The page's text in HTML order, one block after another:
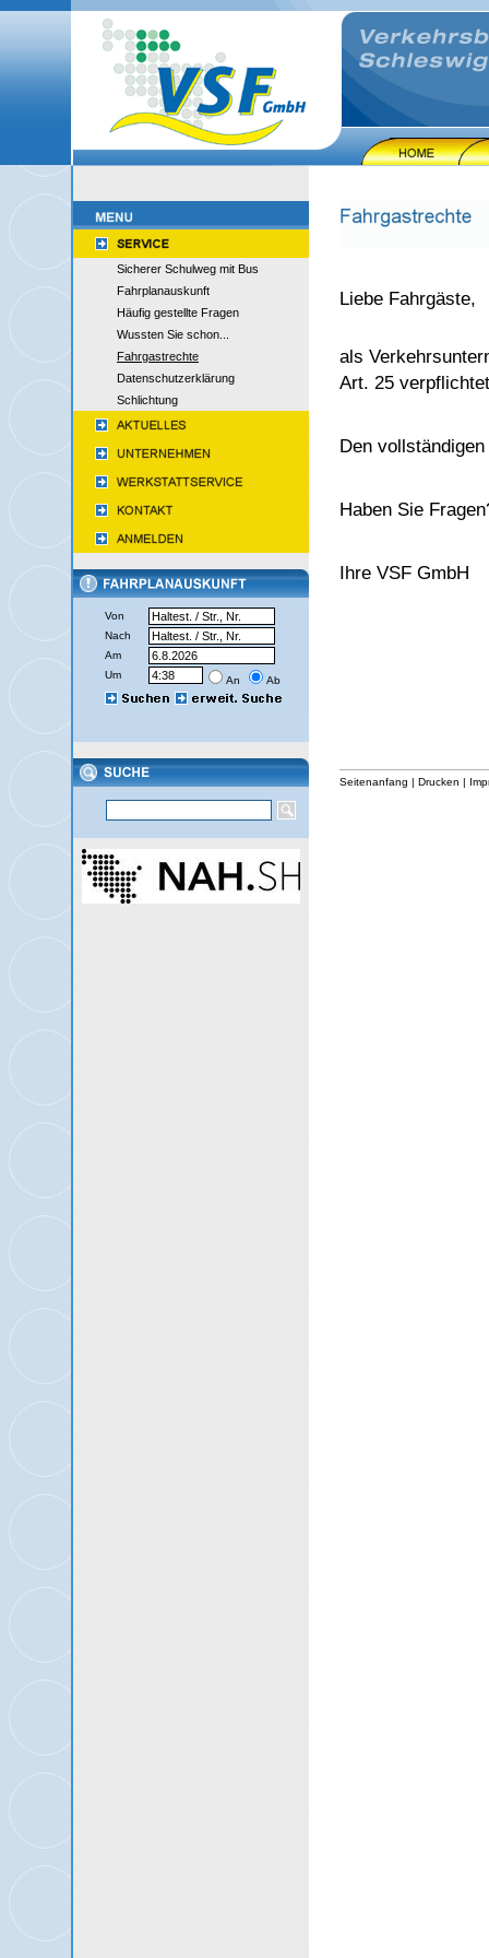
Sicherer Schulweg mit Bus
Fahrplanauskunft
Häufig gestellte Fragen
Wussten Sie schon...
Fahrgastrechte
Datenschutzerklärung
Schlichtung
Von
Nach
Am
Um
An Ab
Liebe Fahrgäste,
als
Art. 25
Den
Haben Sie
Ihre VSF GmbH
Seitenanfang | Drucken |